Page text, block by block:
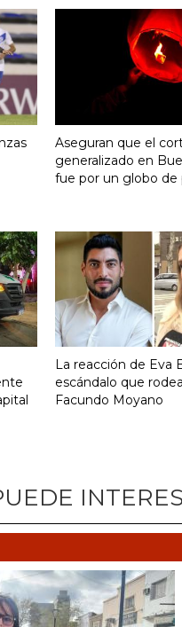
Aseguran que el
generalizado en
fue por un globo de
La reacción de Eva
escándalo que
Facundo Moyano